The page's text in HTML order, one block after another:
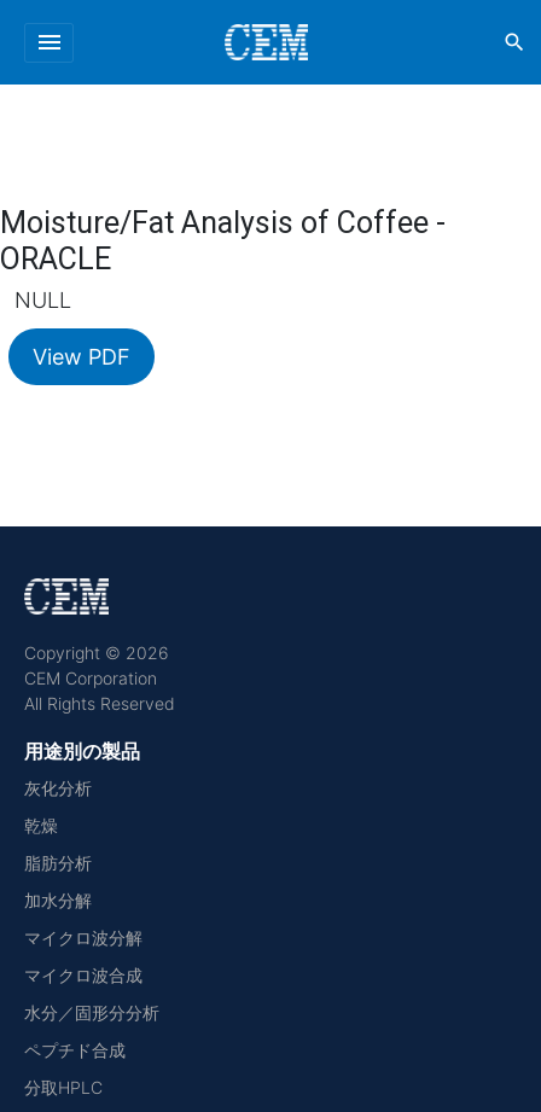
menu search
Moisture/Fat Analysis of Coffee -
ORACLE
NULL
View PDF
Copyright © 2026
CEM Corporation
All Rights Reserved
用途別の製品
灰化分析
乾燥
脂肪分析
加水分解
マイクロ波分解
マイクロ波合成
水分／固形分分析
ペプチド合成
分取HPLC